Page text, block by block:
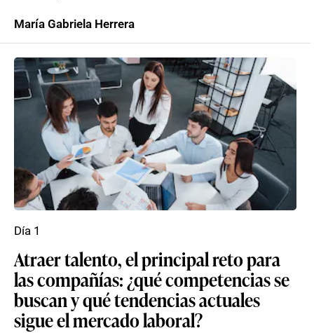
María Gabriela Herrera
Atraer talento, el principal reto para
las compañías: ¿qué competencias se
buscan y qué tendencias actuales
sigue el mercado laboral?
Día 1